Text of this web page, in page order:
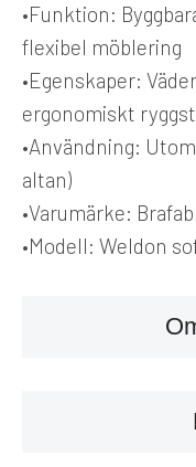
•Funktion:
flexibel möblering
•Egenskaper:
ergonomiskt
•Användning:
altan)
•Varumärke: Brafab
•Modell: Weldon